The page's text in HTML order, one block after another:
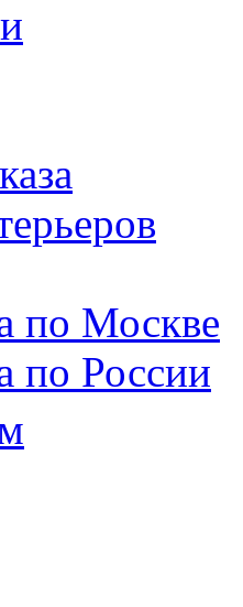
по Москве
по России